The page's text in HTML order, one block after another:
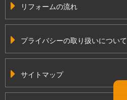
リフォームの流れ
プライバシーの取り扱いについて
サイトマップ